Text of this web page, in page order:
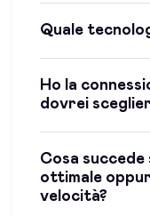
Quale
Ho la
dovrei
Cosa succede
ottimale
velocità?